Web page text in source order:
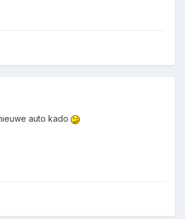
auto kado